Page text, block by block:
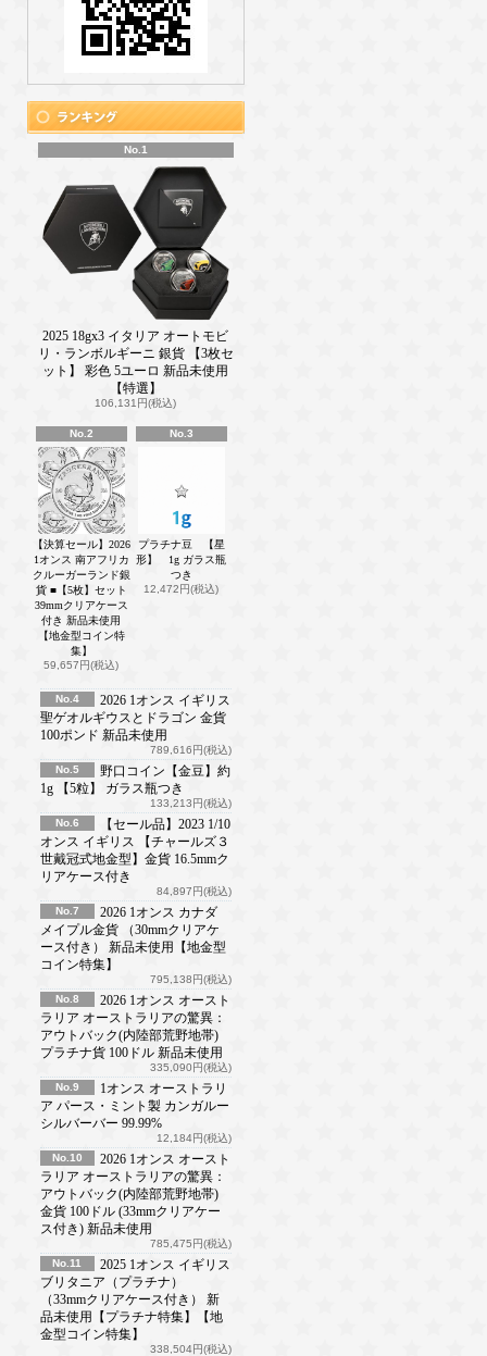
No.1
2025 18gx3 イタリア オートモビ
リ・ランボルギーニ 銀貨 【3枚セ
ット】 彩色 5ユーロ 新品未使用
【特選】
106,131円(税込)
No.2
【決算セール】2026
1オンス 南アフリカ
クルーガーランド銀
貨 ■【5枚】セット
39mmクリアケース
付き 新品未使用
【地金型コイン特
集】
59,657円(税込)
No.3
プラチナ豆 【星
形】 1g ガラス瓶
つき
12,472円(税込)
No.4
2026 1オンス イギリス
聖ゲオルギウスとドラゴン 金貨
100ポンド 新品未使用
789,616円(税込)
No.5
野口コイン【金豆】約
1g 【5粒】 ガラス瓶つき
133,213円(税込)
No.6
【セール品】2023 1/10
オンス イギリス 【チャールズ３
世戴冠式地金型】金貨 16.5mmク
リアケース付き
84,897円(税込)
No.7
2026 1オンス カナダ
メイプル金貨 （30mmクリアケ
ース付き） 新品未使用【地金型
コイン特集】
795,138円(税込)
No.8
2026 1オンス オースト
ラリア オーストラリアの驚異：
アウトバック(内陸部荒野地帯)
プラチナ貨 100ドル 新品未使用
335,090円(税込)
No.9
1オンス オーストラリ
ア パース・ミント製 カンガルー
シルバーバー 99.99%
12,184円(税込)
No.10
2026 1オンス オースト
ラリア オーストラリアの驚異：
アウトバック(内陸部荒野地帯)
金貨 100ドル (33mmクリアケー
ス付き) 新品未使用
785,475円(税込)
No.11
2025 1オンス イギリス
ブリタニア（プラチナ）
（33mmクリアケース付き） 新
品未使用【プラチナ特集】【地
金型コイン特集】
338,504円(税込)